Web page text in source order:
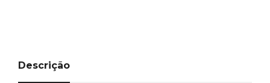
Descrição